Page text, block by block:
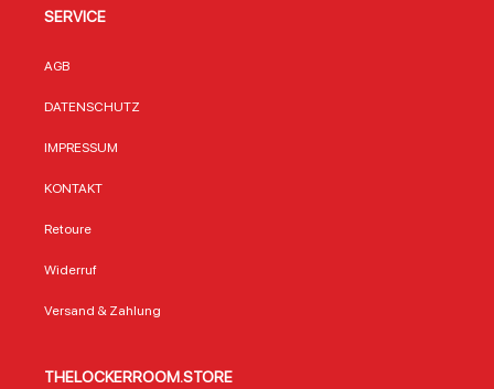
SERVICE
AGB
DATENSCHUTZ
IMPRESSUM
KONTAKT
Retoure
Widerruf
Versand & Zahlung
THELOCKERROOM.STORE